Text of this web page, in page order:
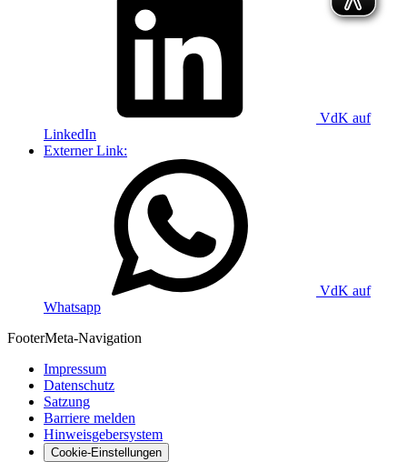
VdK auf
LinkedIn
Externer Link:
VdK auf
Whatsapp
FooterMeta-Navigation
Impressum
Datenschutz
Satzung
Barriere melden
Hinweisgebersystem
Cookie-Einstellungen